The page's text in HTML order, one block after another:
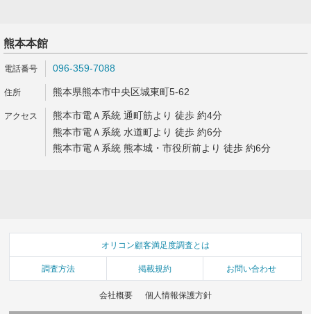
熊本本館
096-359-7088
熊本県熊本市中央区城東町5-62
熊本市電Ａ系統 通町筋より 徒歩 約4分
熊本市電Ａ系統 水道町より 徒歩 約6分
熊本市電Ａ系統 熊本城・市役所前より 徒歩 約6分
オリコン顧客満足度調査とは
調査方法 掲載規約 お問い合わせ
会社概要 個人情報保護方針